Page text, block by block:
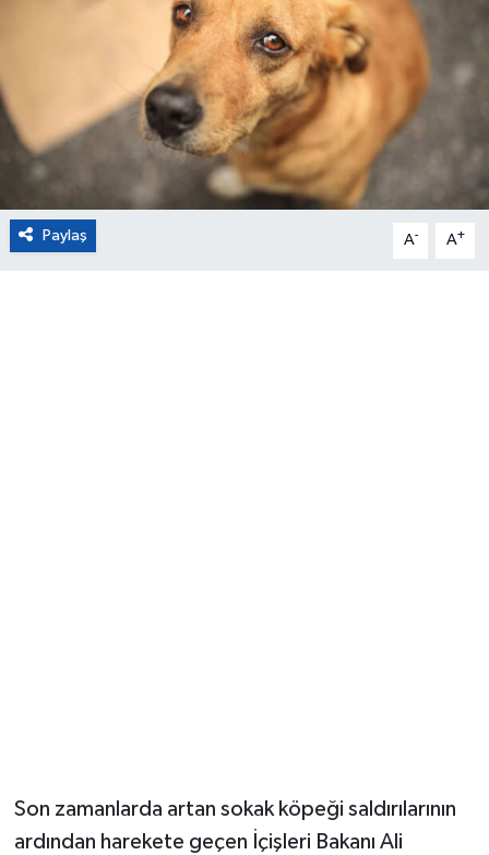
Paylaş A- A+
Son zamanlarda artan sokak köpeği saldırılarının
ardından harekete geçen İçişleri Bakanı Ali
Turizm
Kültür ve Sanat